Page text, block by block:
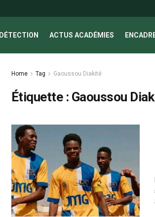
DÉTECTION ACTUS ACADÉMIES
Home Tag Gaoussou Diakité
Étiquette : Gaoussou